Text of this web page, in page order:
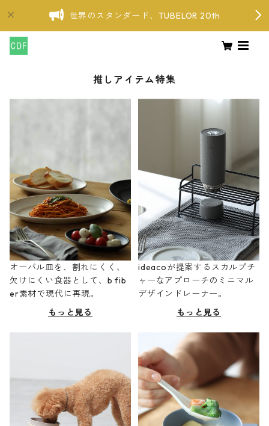
世界のスタンダード、TUBELOR 20th
推しアイテム特集
オーバル皿を、割れにくく、
欠けにくい食器として、b fib
er素材で現代に再現。
もっと見る
ideacoが提案するスカルプチ
ャーなアプローチのミニマル
デザインドレーナー。
もっと見る